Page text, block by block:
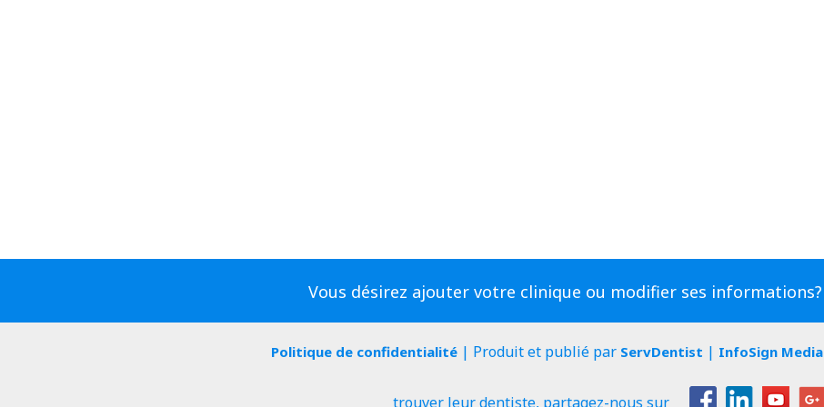
Vous désirez ajouter votre clinique ou modifier ses informations?
Politique de confidentialité | Produit et publié par ServDentist | InfoSign Media
trouver leur dentiste, partagez-nous sur